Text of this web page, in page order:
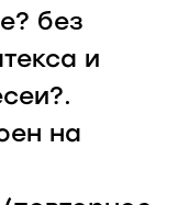
без
и
на